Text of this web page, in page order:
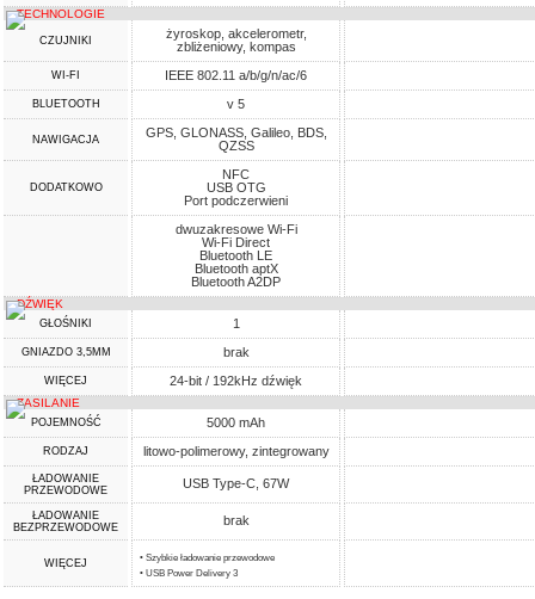
TECHNOLOGIE
CZUJNIKI
żyroskop, akcelerometr,
zbliżeniowy, kompas
WI-FI IEEE 802.11 a/b/g/n/ac/6
BLUETOOTH v 5
NAWIGACJA
GPS, GLONASS, Galileo, BDS,
QZSS
DODATKOWO
NFC
USB OTG
Port podczerwieni
dwuzakresowe Wi-Fi
Wi-Fi Direct
Bluetooth LE
Bluetooth aptX
Bluetooth A2DP
DŹWIĘK
GŁOŚNIKI 1
GNIAZDO 3,5MM brak
WIĘCEJ 24-bit / 192kHz dźwięk
ZASILANIE
POJEMNOŚĆ 5000 mAh
RODZAJ litowo-polimerowy, zintegrowany
ŁADOWANIE
PRZEWODOWE
USB Type-C, 67W
ŁADOWANIE
BEZPRZEWODOWE
brak
WIĘCEJ
• Szybkie ładowanie przewodowe
• USB Power Delivery 3